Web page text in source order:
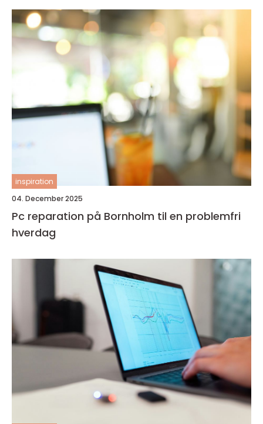
inspiration
04. December 2025
Pc reparation på Bornholm til en problemfri
hverdag